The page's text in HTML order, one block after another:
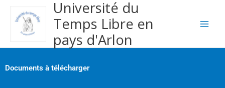
Aller
contenu
Université du
Temps Libre en
pays d'Arlon
Documents à télécharger